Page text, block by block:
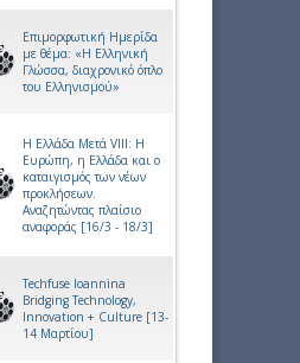
Επιμορφωτική Ημερίδα
με θέμα: «Η Ελληνική
Γλώσσα, διαχρονικό όπλο
του Ελληνισμού»
Η Ελλάδα Μετά VIIΙ: Η
Ευρώπη, η Ελλάδα και ο
καταιγισμός των νέων
προκλήσεων.
Αναζητώντας πλαίσιο
αναφοράς [16/3 - 18/3]
Techfuse Ioannina
Bridging Technology,
Innovation + Culture [13-
14 Μαρτίου]